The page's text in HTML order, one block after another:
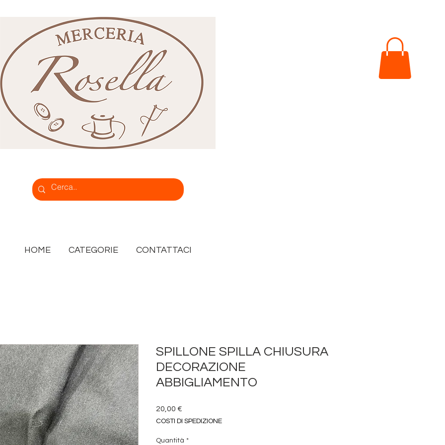
HOME CATEGORIE CONTATTACI
SPILLONE SPILLA CHIUSURA
DECORAZIONE
ABBIGLIAMENTO
20,00 €
COSTI DI SPEDIZIONE
Quantità *